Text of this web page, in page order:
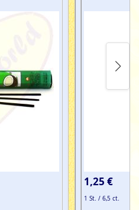
1,25 €
1 St. / 6,5 ct.